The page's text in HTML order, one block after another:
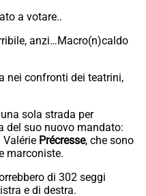
a votare..
anzi…Macro(n)caldo
nei confronti dei teatrini,
sola strada per
del suo nuovo mandato:
Valérie Précresse, che sono
marconiste.
di 302 seggi
e di destra.